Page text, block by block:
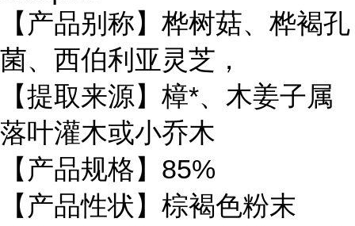
【产品别称】桦树菇、桦褐孔
菌、西伯利亚灵芝，
【提取来源】樟*、木姜子属
落叶灌木或小乔木
【产品规格】85%
【产品性状】棕褐色粉末